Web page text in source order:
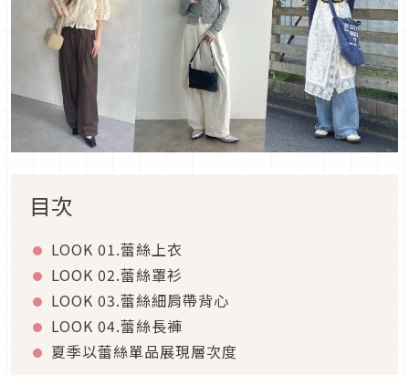
目次
LOOK 01.蕾絲上衣
LOOK 02.蕾絲罩衫
LOOK 03.蕾絲細肩帶背心
LOOK 04.蕾絲長褲
夏季以蕾絲單品展現層次度